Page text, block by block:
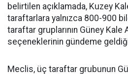
belirtilen açıklamada, Kuzey
taraftarlara yalnızca 800-900
taraftar gruplarının Güney Kale
seçeneklerinin gündeme
Meclis, üç taraftar grubunun